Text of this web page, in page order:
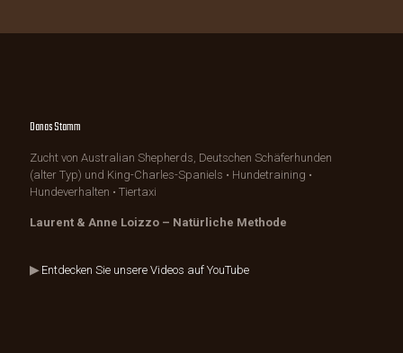
Danas Stamm
Zucht von Australian Shepherds, Deutschen Schäferhunden
(alter Typ) und King-Charles-Spaniels • Hundetraining •
Hundeverhalten • Tiertaxi
Laurent & Anne Loizzo – Natürliche Methode
▶ Entdecken Sie unsere Videos auf YouTube